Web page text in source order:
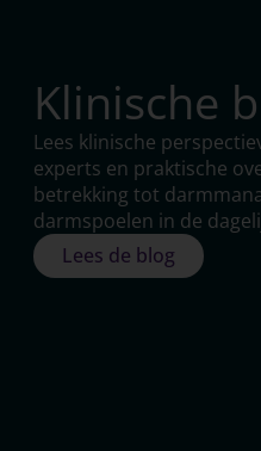
Klinische
Lees klinische
experts en praktische
betrekking tot
darmspoelen in de
Lees de blog